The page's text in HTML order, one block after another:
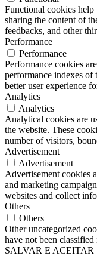
Functional cookies
sharing the content of
feedbacks, and other
Performance
Performance
Performance cookies
performance indexes
better user experience
Analytics
Analytics
Analytical cookies are
the website. These
number of visitors,
Advertisement
Advertisement
Advertisement cookies
and marketing
websites and collect
Others
Others
Other uncategorized
have not been
SALVAR E ACEITAR